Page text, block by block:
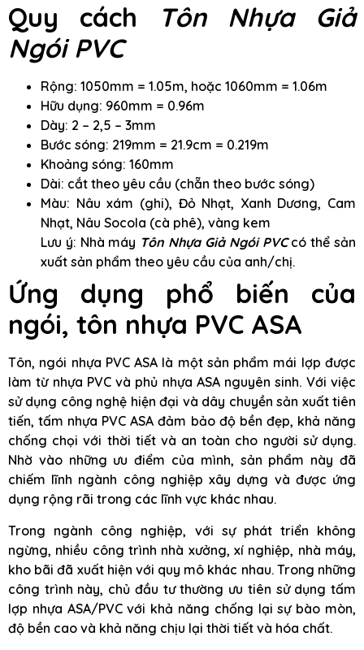
Quy cách
Tôn Nhựa Giả
Ngói PVC
Rộng: 1050mm = 1.05m, hoặc 1060mm = 1.06m
Hữu dụng: 960mm = 0.96m
Dày: 2 – 2,5 – 3mm
Bước sóng: 219mm = 21.9cm = 0.219m
Khoảng sóng: 160mm
Dài: cắt theo yêu cầu (chẵn theo bước sóng)
Màu: Nâu xám (ghi), Đỏ Nhạt, Xanh Dương, Cam
Nhạt, Nâu Socola (cà phê), vàng kem
Lưu ý: Nhà máy Tôn Nhựa Giả Ngói PVC có thể sản
xuất sản phẩm theo yêu cầu của anh/chị.
Ứng dụng phổ biến của
ngói, tôn nhựa PVC ASA
Tôn, ngói nhựa PVC ASA là một sản phẩm mái lợp được
làm từ nhựa PVC và phủ nhựa ASA nguyên sinh. Với việc
sử dụng công nghệ hiện đại và dây chuyền sản xuất tiên
tiến, tấm nhựa PVC ASA đảm bảo độ bền đẹp, khả năng
chống chọi với thời tiết và an toàn cho người sử dụng.
Nhờ vào những ưu điểm của mình, sản phẩm này đã
chiếm lĩnh ngành công nghiệp xây dựng và được ứng
dụng rộng rãi trong các lĩnh vực khác nhau.
Trong ngành công nghiệp, với sự phát triển không
ngừng, nhiều công trình nhà xưởng, xí nghiệp, nhà máy,
kho bãi đã xuất hiện với quy mô khác nhau. Trong những
công trình này, chủ đầu tư thường ưu tiên sử dụng tấm
lợp nhựa ASA/PVC với khả năng chống lại sự bào mòn,
độ bền cao và khả năng chịu lại thời tiết và hóa chất.